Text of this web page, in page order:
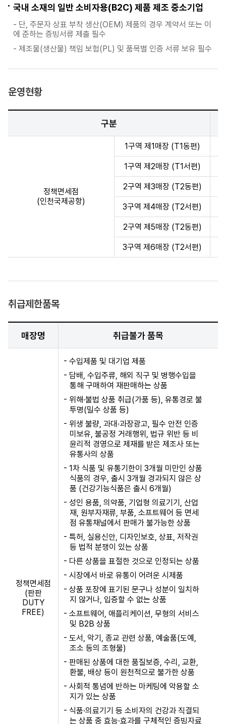
국내 소재의 일반 소비자용(B2C) 제품 제조 중소기업
단, 주문자 상표 부착 생산(OEM) 제품의 경우 계약서 또는 이
에 준하는 증빙서류 제출 필수
제조물(생산물) 책임 보험(PL) 및 품목별 인증 서류 보유 필수
운영현황
구분
정책면세점
(인천국제공항)
1구역 제1매장 (T1동편)
1구역 제2매장 (T1서편)
2구역 제3매장 (T2동편)
3구역 제4매장 (T2서편)
2구역 제5매장 (T2동편)
3구역 제6매장 (T2서편)
취급제한품목
매장명 취급불가 품목
정책면세점
(판판
DUTY
FREE)
- 수입제품 및 대기업 제품
- 담배, 수입주류, 해외 직구 및 병행수입을
통해 구매하여 재판매하는 상품
- 위해·불법 상품 취급(가품 등), 유통경로 불
투명(밀수 상품 등)
- 위생 불량, 과대·과장광고, 필수 안전 인증
미보유, 불공정 거래행위, 법규 위반 등 비
윤리적 경영으로 제재를 받은 제조사 또는
유통사의 상품
- 1차 식품 및 유통기한이 3개월 미만인 상품
식품의 경우, 출시 3개월 경과되지 않은 상
품 (건강기능식품은 출시 6개월)
- 성인 용품, 의약품, 기업형 의료기기, 산업
재, 원부자재류, 부품, 소프트웨어 등 면세
점 유통채널에서 판매가 불가능한 상품
- 특허, 실용신안, 디자인보호, 상표, 저작권
등 법적 분쟁이 있는 상품
- 다른 상품을 표절한 것으로 인정되는 상품
- 시장에서 바로 유통이 어려운 시제품
- 상품 포장에 표기된 문구나 성분이 일치하
지 않거나, 입증할 수 없는 상품
- 소프트웨어, 애플리케이션, 무형의 서비스
및 B2B 상품
- 도서, 악기, 종교 관련 상품, 예술품(도예,
조소 등의 조형물)
- 판매된 상품에 대한 품질보증, 수리, 교환,
환불, 배상 등이 원천적으로 불가한 상품
- 사회적 통념에 반하는 마케팅에 악용할 소
지가 있는 상품
- 식품·의료기기 등 소비자의 건강과 직결되
는 상품 중 효능·효과를 구체적인 증빙자료